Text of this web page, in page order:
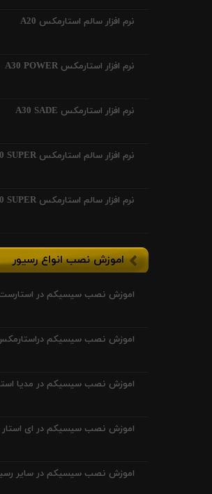
نرم افزار سالم استارمکس A20
نرم افزار استارمکس A30 POWER
نرم افزار استارمکس A30 SADE
نرم افزار سالم استارمکس X100 SUPER
نرم افزار سالم استارمکس X20 SUPER
اموزش نصب انواع رسیور
اموزش نصب سیسیکم در
اموزش نصب سیسیکم
اموزش نصب سیسیکم در مدیا
اموزش نصب سیسیکم در ای استار
اموزش نصب سیسیکم در سایر